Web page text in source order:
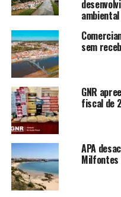
ambiental
sem
GNR
fiscal de
APA
Milfontes